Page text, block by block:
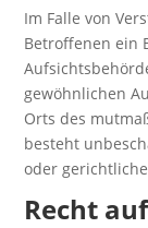
Im Falle von
Betroffenen ein
gewöhnlichen
Orts des
besteht
oder
Recht